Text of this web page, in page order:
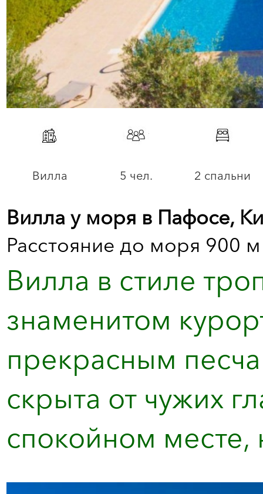
Вилла 5 чел. 2 спальни
Вилла у моря в Пафосе,
Расстояние до моря 900 м
Вилла в стиле
знаменитом
прекрасным
скрыта от чужих
спокойном месте,